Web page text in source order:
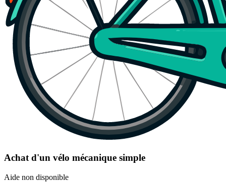
Achat d'un vélo mécanique simple
Aide non disponible